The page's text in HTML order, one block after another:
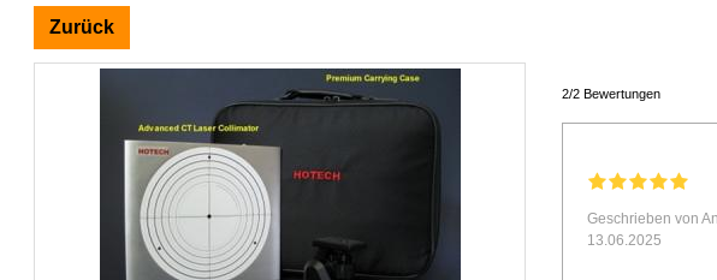
Zurück
2/2 Bewertungen
Geschrieben von
13.06.2025